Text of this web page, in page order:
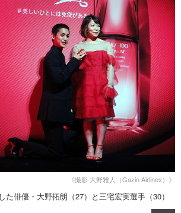
写真
スポーツ
文化
出版／映画
ファッション
写真
政治
《撮影 大野雅人（Gazin Airlines）》
た俳優・大野拓朗（27）と三宅宏実選手（30）